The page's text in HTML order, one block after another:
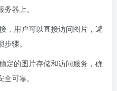
器上。
，用户可以直接访问图片，避
骤。
定的图片存储和访问服务，确
可靠。